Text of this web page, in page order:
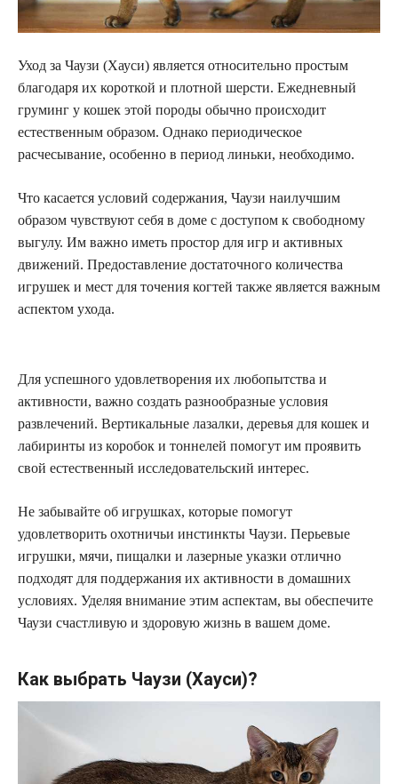
Уход за Чаузи (Хауси) является относительно простым
благодаря их короткой и плотной шерсти. Ежедневный
груминг у кошек этой породы обычно происходит
естественным образом. Однако периодическое
расчесывание, особенно в период линьки, необходимо.
Что касается условий содержания, Чаузи наилучшим
образом чувствуют себя в доме с доступом к свободному
выгулу. Им важно иметь простор для игр и активных
движений. Предоставление достаточного количества
игрушек и мест для точения когтей также является важным
аспектом ухода.
Для успешного удовлетворения их любопытства и
активности, важно создать разнообразные условия
развлечений. Вертикальные лазалки, деревья для кошек и
лабиринты из коробок и тоннелей помогут им проявить
свой естественный исследовательский интерес.
Не забывайте об игрушках, которые помогут
удовлетворить охотничьи инстинкты Чаузи. Перьевые
игрушки, мячи, пищалки и лазерные указки отлично
подходят для поддержания их активности в домашних
условиях. Уделяя внимание этим аспектам, вы обеспечите
Чаузи счастливую и здоровую жизнь в вашем доме.
Как выбрать Чаузи (Хауси)?